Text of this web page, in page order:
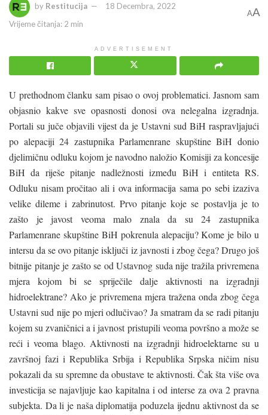
by Restitucija
18 Decembra, 2022
Vrijeme čitanja: 2 min
AA
ADVERTISEMENT
U prethodnom članku sam pisao o ovoj problematici. Jasnom sam
objasnio kakve sve opasnosti donosi ova nelegalna izgradnja.
Portali su juče objavili vijest da je Ustavni sud BiH raspravljajući
po alepaciji 24 zastupnika Parlamenrane skupštine BiH donio
djelimičnu odluku kojom je navodno naložio Komisiji za koncesije
BiH da riješe pitanje nadležnosti između BiH i entiteta RS.
Odluku nisam pročitao ali i ova informacija sama po sebi izaziva
velike dileme i zabrinutost. Prvo pitanje koje se postavlja je to
zašto je javost veoma malo znala da su 24 zastupnika
Parlamenrane skupštine BiH pokrenula alepaciju? Kome je bilo u
intersu da se ovo pitanje isključi iz javnosti i zbog čega? Drugo još
bitnije pitanje je zašto se od Ustavnog suda nije tražila privremena
mjera kojom bi se spriječile dalje aktivnosti na izgradnji
hidroelektrane? Ako je privremena mjera tražena onda zbog čega
Ustavni sud nije po mjeri odlučivao? Ja smatram da se radi pitanju
kojem su zvaničnici a i javnost pristupili veoma površno a može se
reći i veoma blago. Aktivnosti na izgradnji hidroelektarne su u
završnoj fazi i Republika Srbija i Republika Srpska ničim nisu
pokazali da su spremne da obustave te aktivnosti. Čak šta više ova
investicija se najavljuje kao kapitalna i od interse za ova 2 pravna
subjekta. Da li je naša diplomatija poduzela ijednu aktivnost da se